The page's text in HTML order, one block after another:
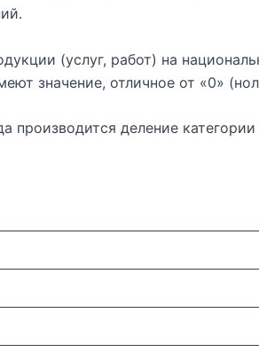
(услуг, работ) на
значение, отличное от «0»
производится деление